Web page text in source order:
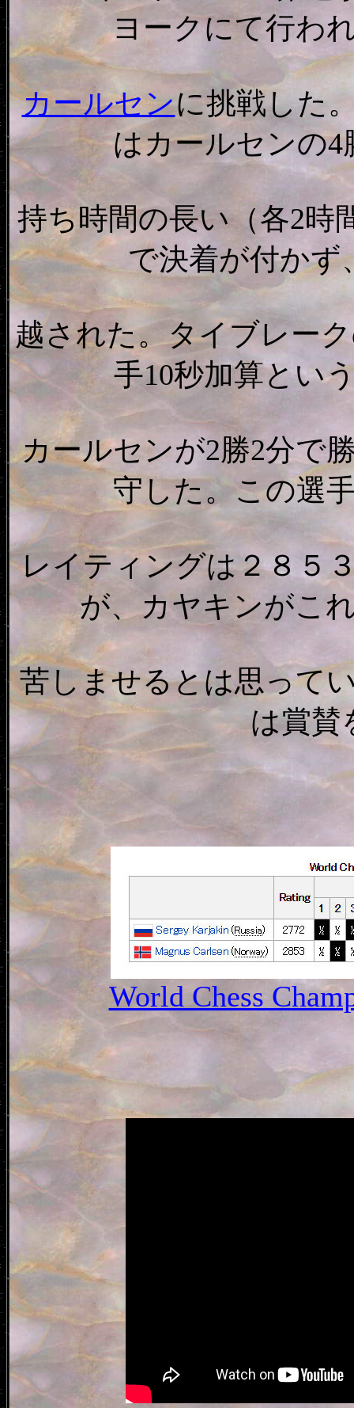
ヨークにて行わ
カールセンに挑戦した
はカールセンの4
持ち時間の長い（各2時
で決着が付かず
越された。タイブレー
手10秒加算とい
カールセンが2勝2分で
守した。この選
レイティングは２８５
が、カヤキンがこ
苦しませるとは思って
は賞賛
World Chess